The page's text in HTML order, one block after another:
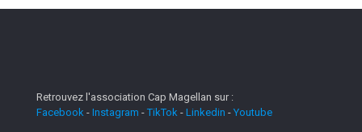
Retrouvez l'association Cap Magellan sur :
Facebook - Instagram -TikTok - Linkedin - Youtube